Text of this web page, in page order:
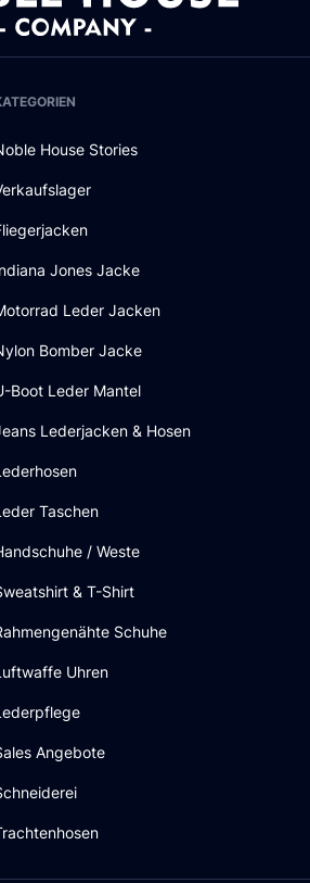
House Stories
Jones Jacke
Leder Jacken
Bomber Jacke
Boot Leder Mantel
Lederjacken & Hosen
Taschen
/ Weste
& T-Shirt
Schuhe
Uhren
Angebote